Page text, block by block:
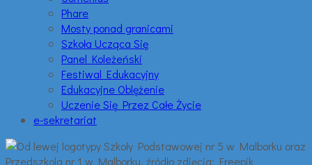
Phare
Mosty ponad granicami
Szkoła Ucząca Się
Panel Koleżeński
Festiwal Edukacyjny
Edukacyjne Oblężenie
Uczenie Się Przez Całe Życie
e-sekretariat